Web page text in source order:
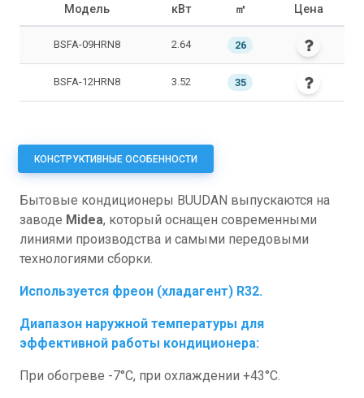
Модель кВт ㎡ Цена
BSFA-09HRN8 2.64 26
BSFA-12HRN8 3.52 35
КОНСТРУКТИВНЫЕ ОСОБЕННОСТИ
Бытовые кондиционеры BUUDAN выпускаются на
заводе Midea, который оснащен современными
линиями производства и самыми передовыми
технологиями сборки.
Используется фреон (хладагент) R32.
Диапазон наружной температуры для
эффективной работы кондиционера:
При обогреве -7°C, при охлаждении +43°C.